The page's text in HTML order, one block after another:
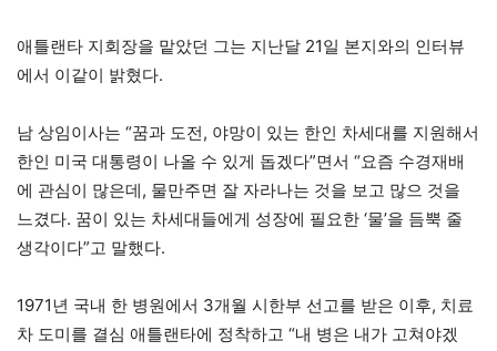
애틀랜타 지회장을 맡았던 그는 지난달 21일 본지와의 인터뷰
에서 이같이 밝혔다.
남 상임이사는 “꿈과 도전, 야망이 있는 한인 차세대를 지원해서
한인 미국 대통령이 나올 수 있게 돕겠다”면서 “요즘 수경재배
에 관심이 많은데, 물만주면 잘 자라나는 것을 보고 많으 것을
느겼다. 꿈이 있는 차세대들에게 성장에 필요한 ‘물’을 듬뿍 줄
생각이다”고 말했다.
1971년 국내 한 병원에서 3개월 시한부 선고를 받은 이후, 치료
차 도미를 결심 애틀랜타에 정착하고 “내 병은 내가 고쳐야겠